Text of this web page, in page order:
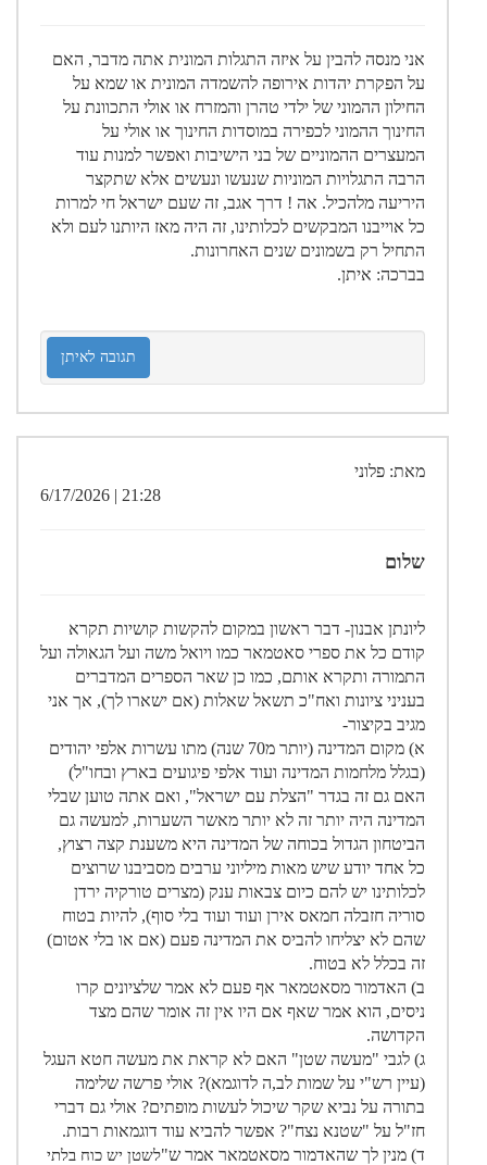
אני מנסה להבין על איזה התגלות המונית אתה מדבר, האם
על הפקרת יהדות אירופה להשמדה המונית או שמא על
החילון ההמוני של ילדי טהרן והמזרח או אולי התכוונת על
החינוך ההמוני לכפירה במוסדות החינוך או אולי על
המעצרים ההמוניים של בני הישיבות ואפשר למנות עוד
הרבה התגלויות המוניות שנעשו ונעשים אלא שתקצר
היריעה מלהכיל. אה ! דרך אגב, זה שעם ישראל חי למרות
כל אוייבנו המבקשים לכלותינו, זה היה מאז היותנו לעם ולא
התחיל רק בשמונים שנים האחרונות.
בברכה: איתן.
תגובה לאיתן
מאת: פלוני
21:28 | 6/17/2026
שלום
ליונתן אבנון- דבר ראשון במקום להקשות קושיות תקרא
קודם כל את ספרי סאטמאר כמו ויואל משה ועל הגאולה ועל
התמורה ותקרא אותם, כמו כן שאר הספרים המדברים
בעניני ציונות ואח"כ תשאל שאלות (אם ישארו לך), אך אני
מגיב בקיצור-
א) מקום המדינה (יותר מ70 שנה) מתו עשרות אלפי יהודים
(בגלל מלחמות המדינה ועוד אלפי פיגועים בארץ ובחו"ל)
האם גם זה בגדר "הצלת עם ישראל", ואם אתה טוען שבלי
המדינה היה יותר זה לא יותר מאשר השערות, למעשה גם
הביטחון הגדול בכוחה של המדינה היא משענת קצה רצוץ,
כל אחד יודע שיש מאות מיליוני ערבים מסביבנו שרוצים
לכלותינו יש להם כיום צבאות ענק (מצרים טורקיה ירדן
סוריה חזבלה חמאס אירן ועוד ועוד בלי סוף), להיות בטוח
שהם לא יצליחו להביס את המדינה פעם (אם או בלי אטום)
זה בכלל לא בטוח.
ב) האדמור מסאטמאר אף פעם לא אמר שלציונים קרו
ניסים, הוא אמר שאף אם היו אין זה אומר שהם מצד
הקדושה.
ג) לגבי "מעשה שטן" האם לא קראת את מעשה חטא העגל
(עיין רש"י על שמות לב,ה לדוגמא)? אולי פרשה שלימה
בתורה על נביא שקר שיכול לעשות מופתים? אולי גם דברי
חז"ל על "שטנא נצח"? אפשר להביא עוד דוגמאות רבות.
ד) מנין לך שהאדמור מסאטמאר אמר ש"לשטן יש כוח בלתי